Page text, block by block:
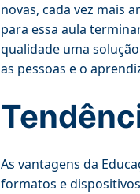
novas, cada vez mais
para essa aula
qualidade uma
as pessoas e o
As vantagens da
formatos e